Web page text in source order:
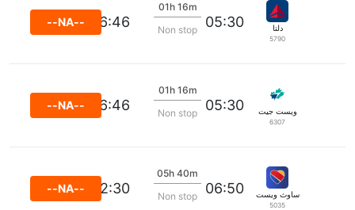
دلتا
5790
05:30
01h 16m
Non stop
06:46
--NA--
ويست جيت
6307
05:30
01h 16m
Non stop
06:46
--NA--
ساوث ويست
5035
06:50
05h 40m
Non stop
12:30
--NA--